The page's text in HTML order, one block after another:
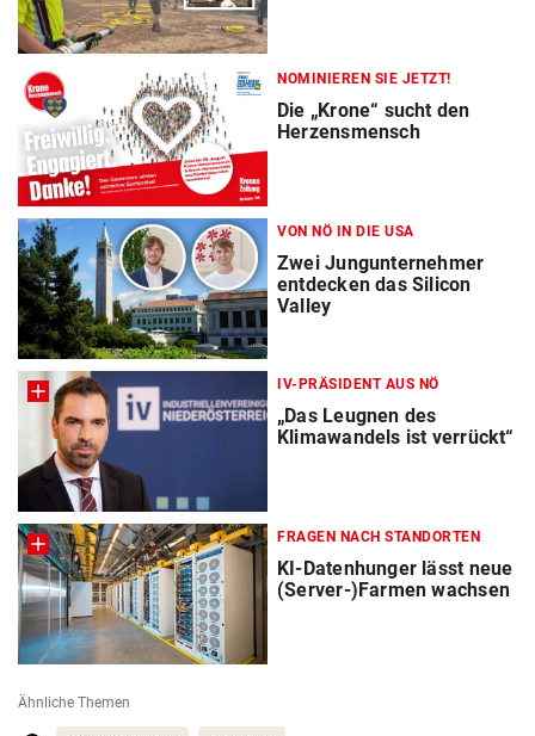
NOMINIEREN SIE JETZT!
Die „Krone“ sucht den
Herzensmensch
VON NÖ IN DIE USA
Zwei Jungunternehmer
entdecken das Silicon
Valley
IV-PRÄSIDENT AUS NÖ
„Das Leugnen des
Klimawandels ist verrückt“
FRAGEN NACH STANDORTEN
KI-Datenhunger lässt neue
(Server-)Farmen wachsen
Ähnliche Themen